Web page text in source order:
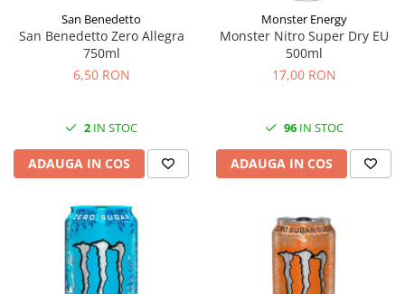
San Benedetto
San Benedetto Zero Allegra
750ml
6,50 RON
2 IN STOC
ADAUGA IN COS
Monster Energy
Monster Nitro Super Dry EU
500ml
17,00 RON
96IN STOC
ADAUGA IN COS